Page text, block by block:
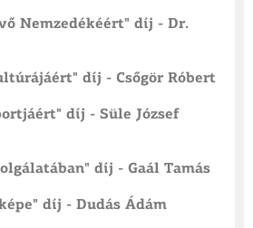
Nemzedékéért" díj - Dr.
díj - Csőgör Róbert
díj - Süle József
díj - Gaál Tamás
díj - Dudás Ádám